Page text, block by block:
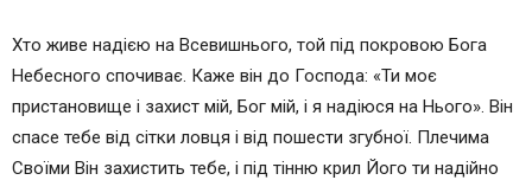
Хто живе надією на Всевишнього, той під покровою Бога
Небесного спочиває. Каже він до Господа: «Ти моє
пристановище і захист мій, Бог мій, і я надіюся на Нього». Він
спасе тебе від сітки ловця і від пошести згубної. Плечима
Своїми Він захистить тебе, і під тінню крил Його ти надійно